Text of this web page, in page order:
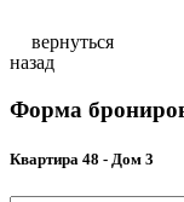
вернуться
назад
Форма
Квартира 48 - Дом 3